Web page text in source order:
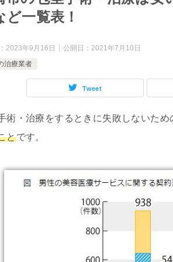
ど一覧表！
2023年9月16日 公開日： 2021年7月10日
治療業者
Tweet
術・治療をするときに失敗しないた
とです。